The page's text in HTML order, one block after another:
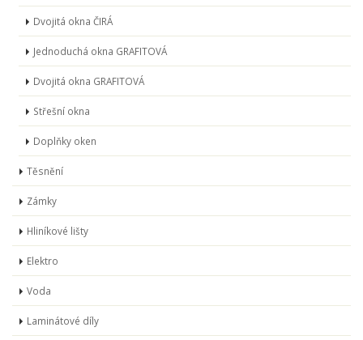
Dvojitá okna ČIRÁ
Jednoduchá okna GRAFITOVÁ
Dvojitá okna GRAFITOVÁ
Střešní okna
Doplňky oken
Těsnění
Zámky
Hliníkové lišty
Elektro
Voda
Laminátové díly